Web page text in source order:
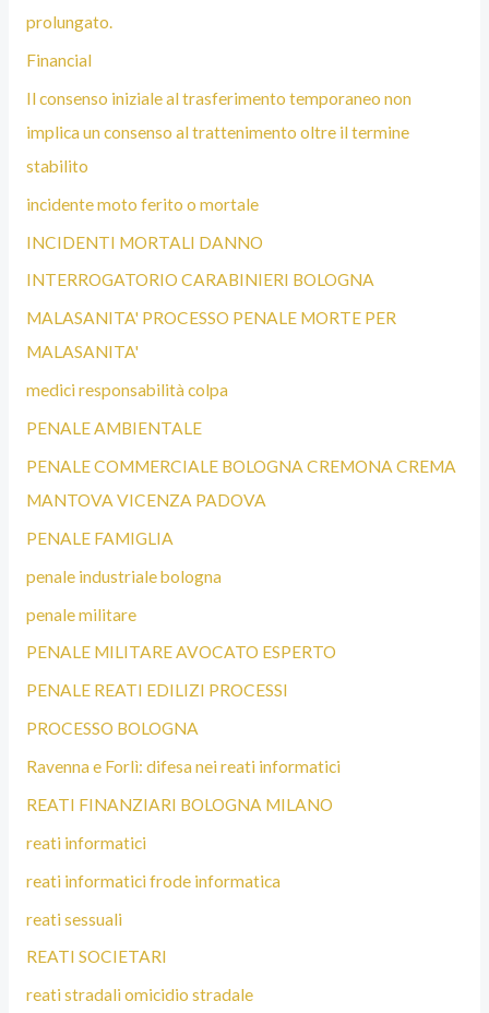
prolungato.
Financial
Il consenso iniziale al trasferimento temporaneo non
implica un consenso al trattenimento oltre il termine
stabilito
incidente moto ferito o mortale
INCIDENTI MORTALI DANNO
INTERROGATORIO CARABINIERI BOLOGNA
MALASANITA' PROCESSO PENALE MORTE PER
MALASANITA'
medici responsabilità colpa
PENALE AMBIENTALE
PENALE COMMERCIALE BOLOGNA CREMONA CREMA
MANTOVA VICENZA PADOVA
PENALE FAMIGLIA
penale industriale bologna
penale militare
PENALE MILITARE AVOCATO ESPERTO
PENALE REATI EDILIZI PROCESSI
PROCESSO BOLOGNA
Ravenna e Forlì: difesa nei reati informatici
REATI FINANZIARI BOLOGNA MILANO
reati informatici
reati informatici frode informatica
reati sessuali
REATI SOCIETARI
reati stradali omicidio stradale